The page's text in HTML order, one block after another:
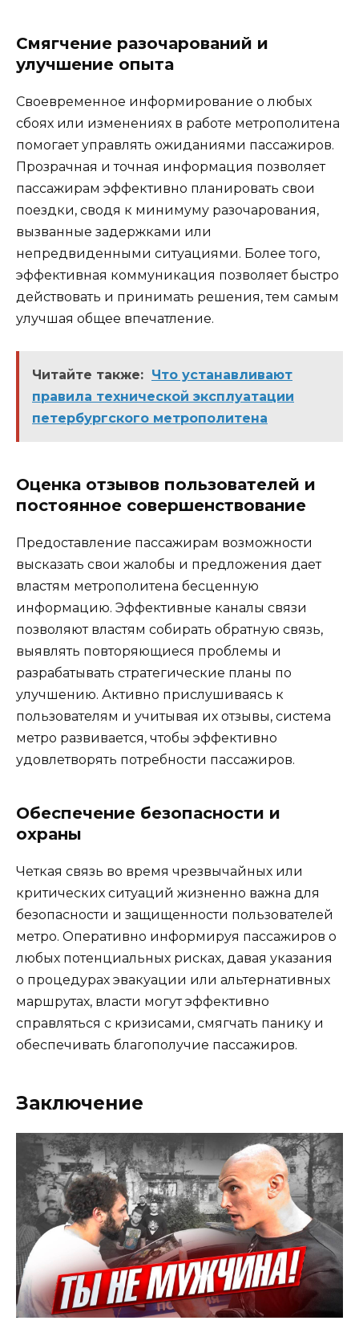
Смягчение разочарований и
улучшение опыта
Своевременное информирование о любых
сбоях или изменениях в работе метрополитена
помогает управлять ожиданиями пассажиров.
Прозрачная и точная информация позволяет
пассажирам эффективно планировать свои
поездки, сводя к минимуму разочарования,
вызванные задержками или
непредвиденными ситуациями. Более того,
эффективная коммуникация позволяет быстро
действовать и принимать решения, тем самым
улучшая общее впечатление.
Читайте также: Что устанавливают
правила технической эксплуатации
петербургского метрополитена
Оценка отзывов пользователей и
постоянное совершенствование
Предоставление пассажирам возможности
высказать свои жалобы и предложения дает
властям метрополитена бесценную
информацию. Эффективные каналы связи
позволяют властям собирать обратную связь,
выявлять повторяющиеся проблемы и
разрабатывать стратегические планы по
улучшению. Активно прислушиваясь к
пользователям и учитывая их отзывы, система
метро развивается, чтобы эффективно
удовлетворять потребности пассажиров.
Обеспечение безопасности и
охраны
Четкая связь во время чрезвычайных или
критических ситуаций жизненно важна для
безопасности и защищенности пользователей
метро. Оперативно информируя пассажиров о
любых потенциальных рисках, давая указания
о процедурах эвакуации или альтернативных
маршрутах, власти могут эффективно
справляться с кризисами, смягчать панику и
обеспечивать благополучие пассажиров.
Заключение